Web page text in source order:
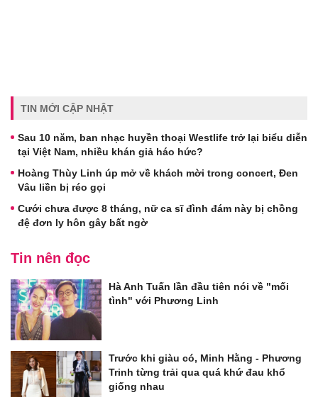
TIN MỚI CẬP NHẬT
Sau 10 năm, ban nhạc huyền thoại Westlife trở lại biểu diễn
tại Việt Nam, nhiều khán giả háo hức?
Hoàng Thùy Linh úp mở về khách mời trong concert, Đen
Vâu liền bị réo gọi
Cưới chưa được 8 tháng, nữ ca sĩ đình đám này bị chồng
đệ đơn ly hôn gây bất ngờ
Tin nên đọc
Hà Anh Tuấn lần đầu tiên nói về "mối
tình" với Phương Linh
Trước khi giàu có, Minh Hằng - Phương
Trinh từng trải qua quá khứ đau khổ
giống nhau